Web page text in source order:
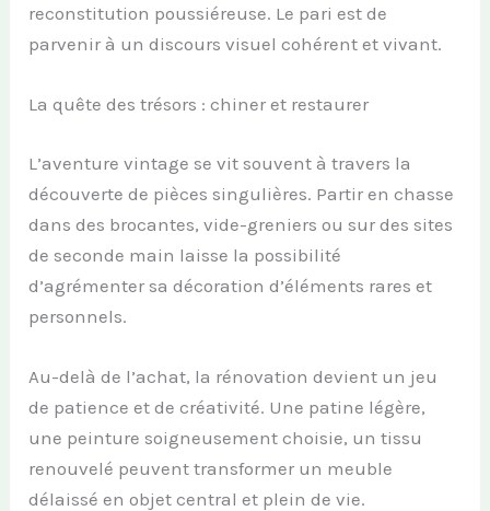
reconstitution poussiéreuse. Le pari est de
parvenir à un discours visuel cohérent et vivant.
La quête des trésors : chiner et restaurer
L’aventure vintage se vit souvent à travers la
découverte de pièces singulières. Partir en chasse
dans des brocantes, vide-greniers ou sur des sites
de seconde main laisse la possibilité
d’agrémenter sa décoration d’éléments rares et
personnels.
Au-delà de l’achat, la rénovation devient un jeu
de patience et de créativité. Une patine légère,
une peinture soigneusement choisie, un tissu
renouvelé peuvent transformer un meuble
délaissé en objet central et plein de vie.